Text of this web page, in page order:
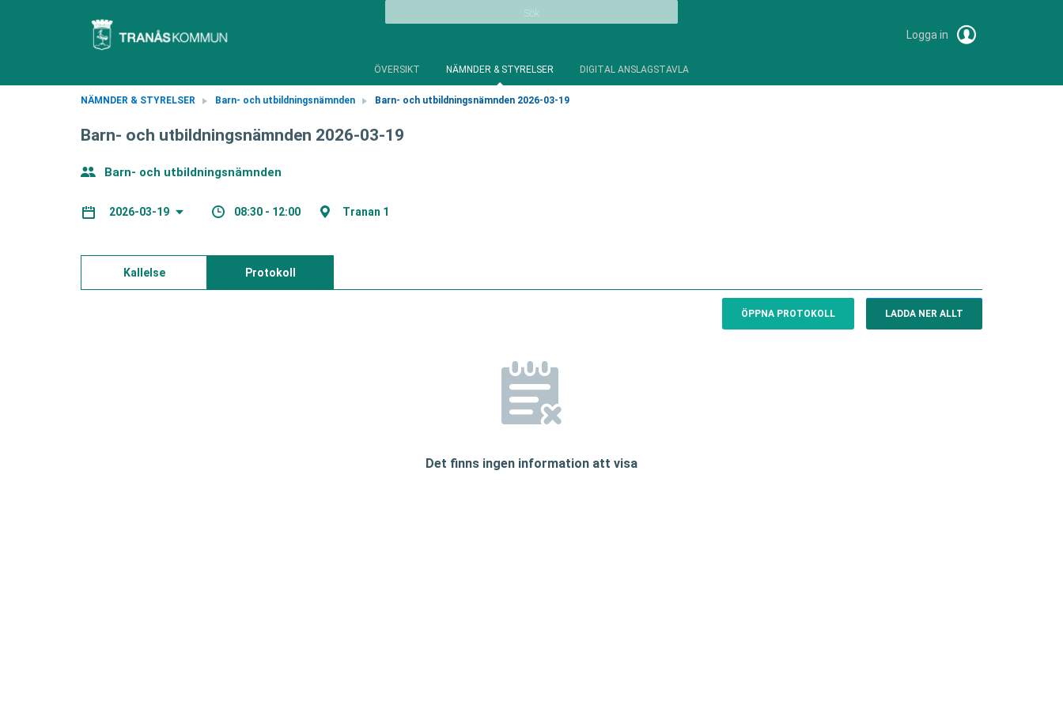
Sök
Logga in
ÖVERSIKT NÄMNDER & STYRELSER DIGITAL ANSLAGSTAVLA
NÄMNDER & STYRELSER Barn- och utbildningsnämnden Barn- och utbildningsnämnden 2026-03-19
Barn- och utbildningsnämnden 2026-03-19
Barn- och utbildningsnämnden
2026-03-19 08:30 - 12:00 Tranan 1
Kallelse Protokoll
ÖPPNA PROTOKOLL LADDA NER ALLT
Det finns ingen information att visa